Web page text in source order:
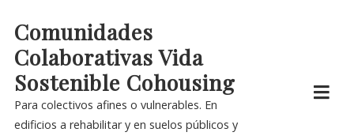
content
Comunidades
Colaborativas Vida
Sostenible Cohousing
Para colectivos afines o vulnerables. En
edificios a rehabilitar y en suelos públicos y